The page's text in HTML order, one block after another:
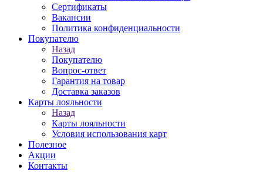
Сертификаты
Вакансии
Политика конфиденциальности
Покупателю
Назад
Покупателю
Вопрос-ответ
Гарантия на товар
Доставка заказов
Карты лояльности
Назад
Карты лояльности
Условия использования карт
Полезное
Акции
Контакты